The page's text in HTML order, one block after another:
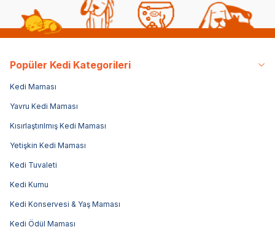
Popüler Kedi Kategorileri
Kedi Maması
Yavru Kedi Maması
Kısırlaştırılmış Kedi Maması
Yetişkin Kedi Maması
Kedi Tuvaleti
Kedi Kumu
Kedi Konservesi & Yaş Maması
Kedi Ödül Maması